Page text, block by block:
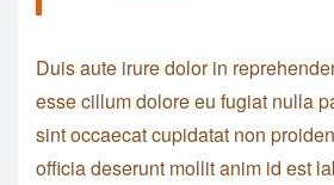
Duis aute irure dolor in
esse cillum dolore eu fugiat nulla
sint occaecat cupidatat non
officia deserunt mollit anim id est